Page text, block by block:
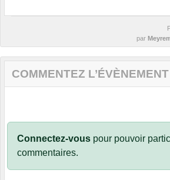
par
COMMENTEZ L’ÉVÈNEMENT
Connectez-vous pour pouvoir
commentaires.